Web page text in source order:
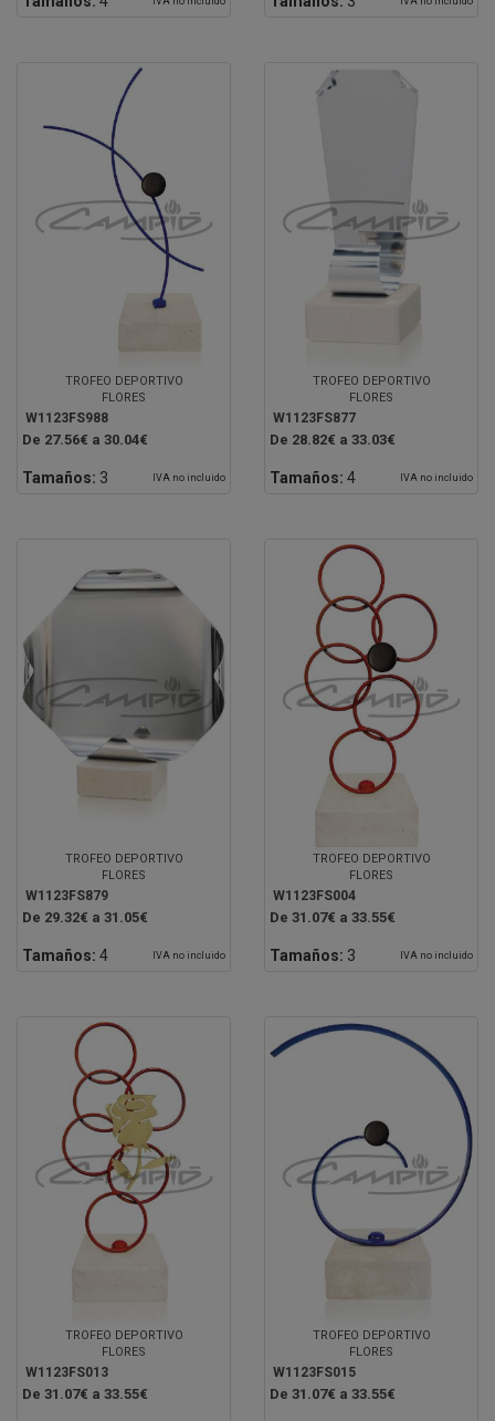
TROFEO DEPORTIVO
FLORES
W1123FS988
De 27.56€ a 30.04€
Tamaños: 3 IVA no incluido
TROFEO DEPORTIVO
FLORES
W1123FS877
De 28.82€ a 33.03€
Tamaños: 4 IVA no incluido
TROFEO DEPORTIVO
FLORES
W1123FS879
De 29.32€ a 31.05€
Tamaños: 4 IVA no incluido
TROFEO DEPORTIVO
FLORES
W1123FS004
De 31.07€ a 33.55€
Tamaños: 3 IVA no incluido
TROFEO DEPORTIVO
FLORES
W1123FS013
De 31.07€ a 33.55€
TROFEO DEPORTIVO
FLORES
W1123FS015
De 31.07€ a 33.55€